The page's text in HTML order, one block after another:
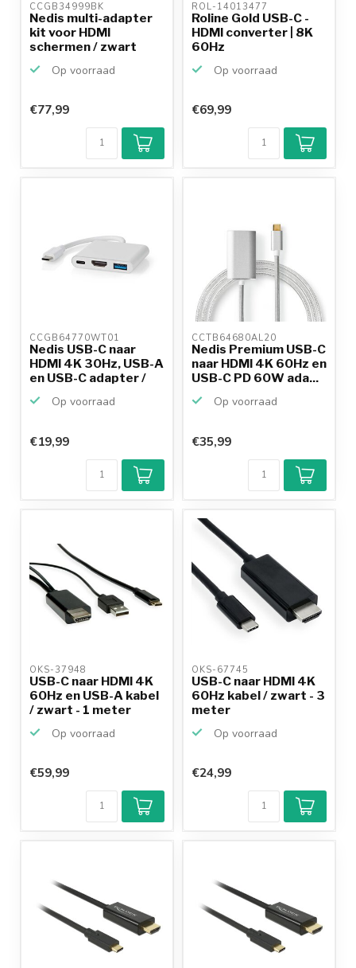
CCGB34999BK
Nedis multi-adapter
kit voor HDMI
schermen / zwart
Op voorraad
€77,99
ROL-14013477
Roline Gold USB-C -
HDMI converter | 8K
60Hz
Op voorraad
€69,99
CCGB64770WT01
Nedis USB-C naar
HDMI 4K 30Hz, USB-A
en USB-C adapter /
Op voorraad
€19,99
CCTB64680AL20
Nedis Premium USB-C
naar HDMI 4K 60Hz en
USB-C PD 60W ada...
Op voorraad
€35,99
OKS-37948
USB-C naar HDMI 4K
60Hz en USB-A kabel
/ zwart - 1 meter
Op voorraad
€59,99
OKS-67745
USB-C naar HDMI 4K
60Hz kabel / zwart - 3
meter
Op voorraad
€24,99